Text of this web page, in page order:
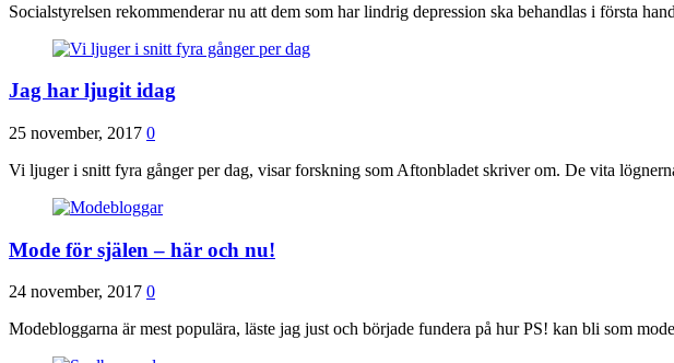
Socialstyrelsen rekommenderar nu att dem som har lindrig depression ska behandlas i första
Jag har ljugit idag
25 november, 2017 0
Vi ljuger i snitt fyra gånger per dag, visar forskning som Aftonbladet skriver om. De vita
Mode för själen – här och nu!
24 november, 2017 0
Modebloggarna är mest populära, läste jag just och började fundera på hur PS! kan bli som